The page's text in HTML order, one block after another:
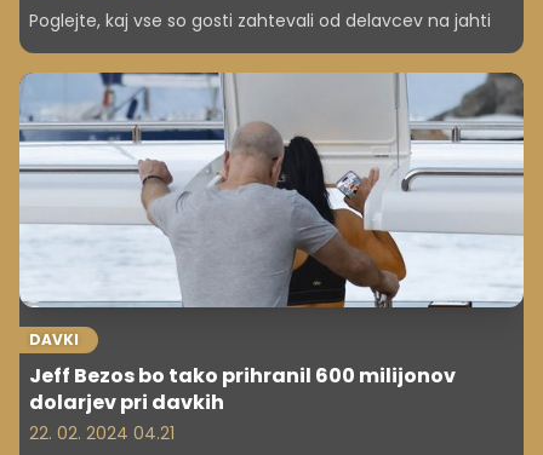
Poglejte, kaj vse so gosti zahtevali od delavcev na jahti
DAVKI
Jeff Bezos bo tako prihranil 600 milijonov
dolarjev pri davkih
22. 02. 2024 04.21